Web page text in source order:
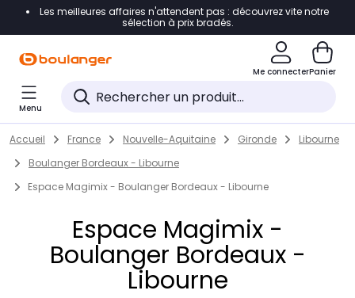
Accéder directement à la navigation
Accéder directement au pied de page
Accéder directement au chatbot
Les meilleures affaires n'attendent pas : découvrez vite notre
sélection à prix bradés.
Me connecterPanier
Menu
Skip to content
Return to Nav
Accueil France Nouvelle-Aquitaine Gironde
Libourne
Boulanger Bordeaux - Libourne
Espace Magimix - Boulanger Bordeaux - Libourne
Espace Magimix -
Boulanger Bordeaux -
Libourne